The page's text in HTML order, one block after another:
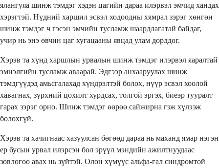
ялангуяа шинж тэмдэг хэдэн цагийн дараа илэрвэл эмчид хандах
хэрэгтэй. Нүдний харшил эсвэл ходоодны хямрал зэрэг хөнгөн
шинж тэмдэг ч гэсэн эмчийн тусламж шаардлагатай байдаг,
учир нь энэ өвчин цаг хугацааны явцад улам дорддог.
Хэрэв та хүнд харшлын урвалын шинж тэмдэг илэрвэл яаралтай
эмнэлгийн тусламж аваарай. Эдгээр анхааруулах шинж
тэмдгүүдэд амьсгалахад хүндрэлтэй болох, нүүр эсвэл хоолой
хавагнах, зүрхний цохилт хурдсах, толгой эргэх, биеэр тууралт
гарах зэрэг орно. Шинж тэмдэг өөрөө сайжирна гэж хүлээж
болохгүй.
Хэрэв та хачигнаас хазуулсан бөгөөд дараа нь маханд ямар нэгэн
ер бусын урвал илэрсэн бол эрүүл мэндийн ажилтнуудаас
зөвлөгөө авах нь зүйтэй. Олон хүмүүс альфа-гал синдромтой